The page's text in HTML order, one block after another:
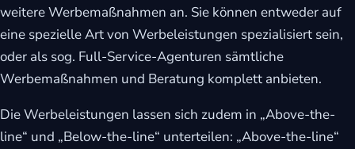
weitere Werbemaßnahmen an. Sie können entweder auf
eine spezielle Art von Werbeleistungen spezialisiert sein,
oder als sog. Full-Service-Agenturen sämtliche
Werbemaßnahmen und Beratung komplett anbieten.
Die Werbeleistungen lassen sich zudem in „Above-the-
line“ und „Below-the-line“ unterteilen: „Above-the-line“